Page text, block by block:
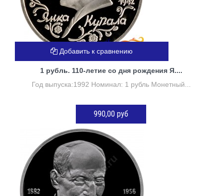
1 рубль. 110-летие со дня рождения Я....
Год выпуска:1992 Номинал: 1 рубль Монетный...
990,00 руб
Нет в наличии
Добавить к сравнению